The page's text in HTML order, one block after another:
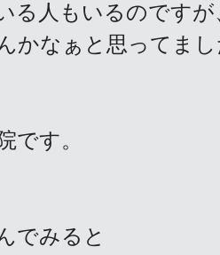
る人もいるのですが
かなぁと思ってま
です。
でみると